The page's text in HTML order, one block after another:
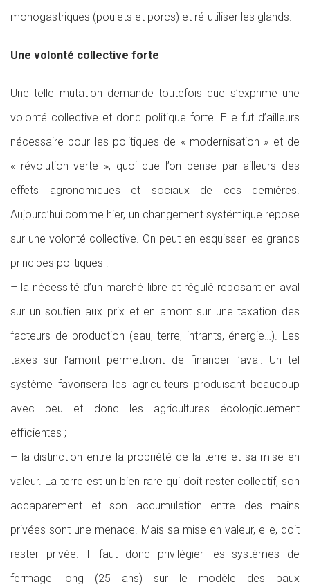
monogastriques (poulets et porcs) et ré-utiliser les glands.
Une volonté collective forte
Une telle mutation demande toutefois que s’exprime une
volonté collective et donc politique forte. Elle fut d’ailleurs
nécessaire pour les politiques de « modernisation » et de
« révolution verte », quoi que l’on pense par ailleurs des
effets agronomiques et sociaux de ces dernières.
Aujourd’hui comme hier, un changement systémique repose
sur une volonté collective. On peut en esquisser les grands
principes politiques :
– la nécessité d’un marché libre et régulé reposant en aval
sur un soutien aux prix et en amont sur une taxation des
facteurs de production (eau, terre, intrants, énergie…). Les
taxes sur l’amont permettront de financer l’aval. Un tel
système favorisera les agriculteurs produisant beaucoup
avec peu et donc les agricultures écologiquement
efficientes ;
– la distinction entre la propriété de la terre et sa mise en
valeur. La terre est un bien rare qui doit rester collectif, son
accaparement et son accumulation entre des mains
privées sont une menace. Mais sa mise en valeur, elle, doit
rester privée. Il faut donc privilégier les systèmes de
fermage long (25 ans) sur le modèle des baux